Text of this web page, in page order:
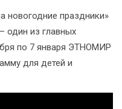
новогодние праздники»
один из главных
по 7 января ЭТНОМИР
для детей и